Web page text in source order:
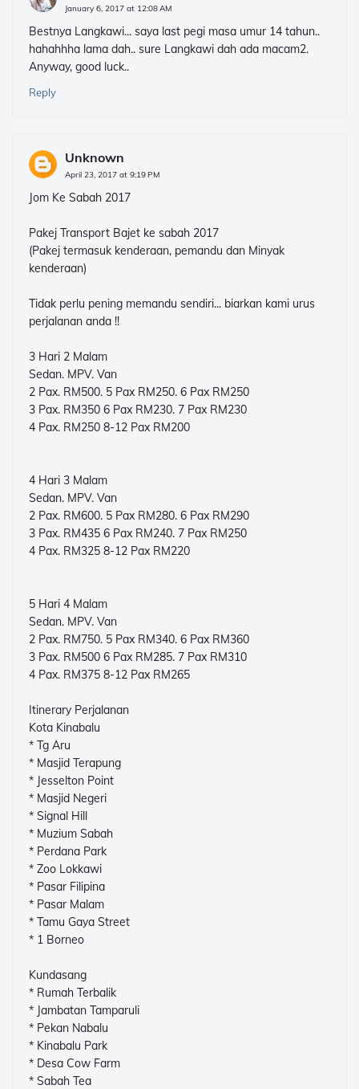
January 6, 2017 at 12:08 AM
Bestnya Langkawi... saya last pegi masa umur 14 tahun..
hahahhha lama dah.. sure Langkawi dah ada macam2.
Anyway, good luck..
Reply
Unknown
April 23, 2017 at 9:19 PM
Jom Ke Sabah 2017
Pakej Transport Bajet ke sabah 2017
(Pakej termasuk kenderaan, pemandu dan Minyak
kenderaan)
Tidak perlu pening memandu sendiri... biarkan kami urus
perjalanan anda !!
3 Hari 2 Malam
Sedan. MPV. Van
2 Pax. RM500. 5 Pax RM250. 6 Pax RM250
3 Pax. RM350 6 Pax RM230. 7 Pax RM230
4 Pax. RM250 8-12 Pax RM200
4 Hari 3 Malam
Sedan. MPV. Van
2 Pax. RM600. 5 Pax RM280. 6 Pax RM290
3 Pax. RM435 6 Pax RM240. 7 Pax RM250
4 Pax. RM325 8-12 Pax RM220
5 Hari 4 Malam
Sedan. MPV. Van
2 Pax. RM750. 5 Pax RM340. 6 Pax RM360
3 Pax. RM500 6 Pax RM285. 7 Pax RM310
4 Pax. RM375 8-12 Pax RM265
Itinerary Perjalanan
Kota Kinabalu
* Tg Aru
* Masjid Terapung
* Jesselton Point
* Masjid Negeri
* Signal Hill
* Muzium Sabah
* Perdana Park
* Zoo Lokkawi
* Pasar Filipina
* Pasar Malam
* Tamu Gaya Street
* 1 Borneo
Kundasang
* Rumah Terbalik
* Jambatan Tamparuli
* Pekan Nabalu
* Kinabalu Park
* Desa Cow Farm
* Sabah Tea